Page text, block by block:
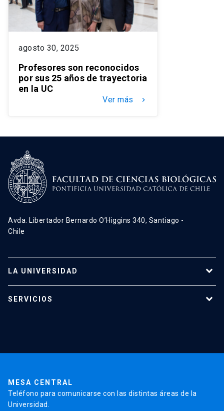
agosto 30, 2025
Profesores son reconocidos
por sus 25 años de trayectoria
en la UC
Ver más keyboard_arrow_right
Avda. Libertador Bernardo O’Higgins 340, Santiago -
Chile
LA UNIVERSIDAD
SERVICIOS
MESA CENTRAL
Teléfono para comunicarse con las distintas áreas de la
Universidad.